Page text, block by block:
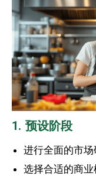
1. 预设阶段
进行全面的市
选择合适的商